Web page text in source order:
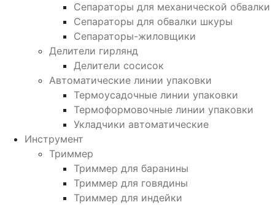
Сепараторы для механической обвалки
Сепараторы для обвалки шкуры
Сепараторы-жиловщики
Делители гирлянд
Делители сосисок
Автоматические линии упаковки
Термоусадочные линии упаковки
Термоформовочные линии упаковки
Укладчики автоматические
Инструмент
Триммер
Триммер для баранины
Триммер для говядины
Триммер для индейки